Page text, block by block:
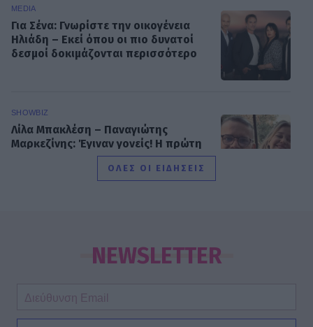
MEDIA
Για Σένα: Γνωρίστε την οικογένεια
Ηλιάδη – Εκεί όπου οι πιο δυνατοί
δεσμοί δοκιμάζονται περισσότερο
SHOWBIZ
Λίλα Μπακλέση – Παναγιώτης
Μαρκεζίνης: Έγιναν γονείς! Η πρώτη
φωτό και το τρυφερό μήνυμα
διαδρομή που επέλεξα για να βρω
τρόπους επικοινωνίας και
SHOWBIZ
ΟΛΕΣ ΟΙ ΕΙΔΗΣΕΙΣ
NEWSLETTER